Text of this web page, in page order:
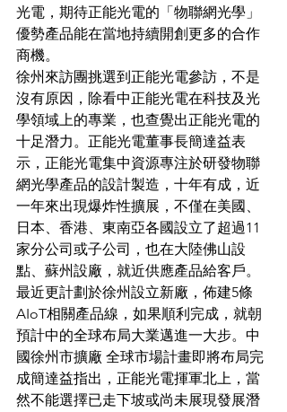
光電，期待正能光電的「物聯網光學」
優勢產品能在當地持續開創更多的合作
商機。
徐州來訪團挑選到正能光電參訪，不是
沒有原因，除看中正能光電在科技及光
學領域上的專業，也查覺出正能光電的
⼗⾜潛⼒。正能光電董事⻑簡達益表
⽰，正能光電集中資源專注於研發物聯
網光學產品的設計製造，⼗年有成，近
⼀年來出現爆炸性擴展，不僅在美國、
⽇本、香港、東南亞各國設立了超過11
家分公司或⼦公司，也在⼤陸佛⼭設
點、蘇州設廠，就近供應產品給客⼾。
最近更計劃於徐州設立新廠，佈建5條
AIoT相關產品線，如果順利完成，就朝
預計中的全球布局⼤業邁進⼀⼤步。中
國徐州市擴廠 全球市場計畫即將布局完
成簡達益指出，正能光電揮軍北上，當
然不能選擇已⾛下坡或尚未展現發展潛